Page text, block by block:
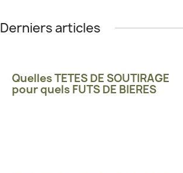
Derniers articles
Quelles TETES DE SOUTIRAGE
pour quels FUTS DE BIERES